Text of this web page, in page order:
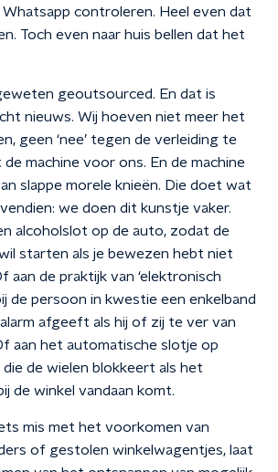
controleren. Heel even dat
Toch even naar huis bellen dat het
geoutsourced. En dat is
nieuws. Wij hoeven niet meer het
geen ‘nee’ tegen de verleiding te
machine voor ons. En de machine
slappe morele knieën. Die doet wat
we doen dit kunstje vaker.
alcoholslot op de auto, zodat de
starten als je bewezen hebt niet
aan de praktijk van ‘elektronisch
de persoon in kwestie een enkelband
afgeeft als hij of zij te ver van
aan het automatische slotje op
de wielen blokkeert als het
de winkel vandaan komt.
mis met het voorkomen van
of gestolen winkelwagentjes, laat